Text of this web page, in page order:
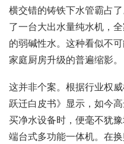
横交错的铸铁下水管霸占
了一台大出水量纯水机，
的弱碱性水。这种看似不
家庭厨房升级的普遍缩影。
这并非个案。根据行业权
跃迁白皮书》显示，如今
买净水设备时，便毫不犹
端台式多功能一体机。在